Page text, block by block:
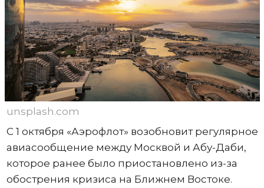
unsplash.com
С 1 октября «Аэрофлот» возобновит регулярное
авиасообщение между Москвой и Абу-Даби,
которое ранее было приостановлено из-за
обострения кризиса на Ближнем Востоке.